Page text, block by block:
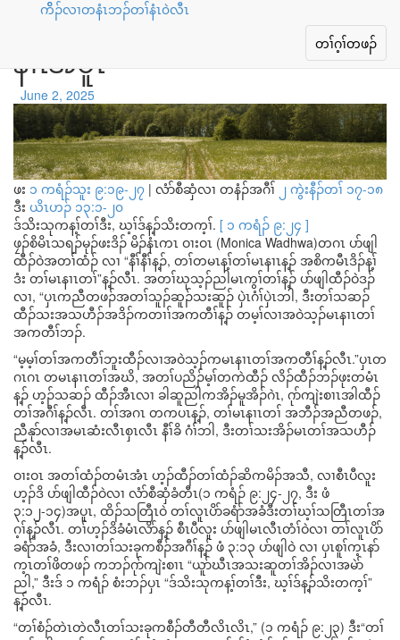
ကိိၣ်လၢတနံၤဘၣ်တၢ်နံၤ၀ဲလီၤ
Toggle
navigation
တၢ်ဂ့ၢ်တဖၣ်
တၢ်မၤနၢၤ, လၢတၢ်တမၤန့ၢ်တၢ်မၤ
နၢၤအပူၤ
June 2, 2025
ဖး ၁ ကရံၣ်သူး ၉:၁၉-၂၇ | လံာ်စီဆှံလၢ တနံၣ်အဂီၢ် ၂ ကွဲးနီၣ်တၢ် ၁၇-၁၈
ဒီး ယိၤဟၣ် ၁၃:၁-၂၀
ဒ်သိးသုကန့ၢ်တၢ်ဒီး, ဃ့ၢ်ဒ်န့ၣ်သိးတက့ၢ်. [ ၁ ကရံၣ် ၉:၂၄ ]
ဖၠၣ်စိမိၤသရၣ်မုၣ်ဖးဒိၣ် မိၣ်နံၤကၤ ဝၢးဝၤ (Monica Wadhwa)တဂၤ ပာ်ဖျါ
ထီၣ်ဝဲအတၢ်ထံၣ် လၢ “နီၢ်နီၢ်န့ၣ်, တၢ်တမၤန့ၢ်တၢ်မၤနၢၤန့ၣ် အစိကမီၤဒိၣ်န့ၢ်
ဒံး တၢ်မၤနၢၤတၢ်”န့ၣ်လီၤ. အတၢ်ဃုသ့ၣ်ညါမၤကွၢ်တၢ်န့ၣ် ပာ်ဖျါထီၣ်ဝဲဒၣ်
လၢ, “ပှၤကညီတဖၣ်အတၢ်သူၣ်ဆူၣ်သးဆူၣ် ပှဲၤဂံၢ်ပှဲၤဘါ, ဒီးတၢ်သဆၣ်
ထီၣ်သးအသဟီၣ်အဒိၣ်ကတၢၢ်အကတီၢ်န့ၣ် တမ့ၢ်လၢအဝဲသ့ၣ်မၤနၢၤတၢ်
အကတီၢ်ဘၣ်.
“မ့မ့ၢ်တၢ်အကတီၢ်ဘူးထီၣ်လၢအဝဲသ့ၣ်ကမၤနၢၤတၢ်အကတီၢ်န့ၣ်လီၤ.”ပှၤတ
ဂၤဂၤ တမၤနၢၤတၢ်အဃိ, အတၢ်ပညိၣ်မ့ၢ်တကဲထီၣ် လိၣ်ထီၣ်ဘၣ်ဖုးတမံၤ
န့ၣ် ဟ့ၣ်သဆၣ် ထီၣ်အီၤလၢ ခါဆူညါကအိၣ်မူအိၣ်ဂဲၤ, ဂုာ်ကျဲးစၢၤအါထီၣ်
တၢ်အဂီၢ်န့ၣ်လီၤ. တၢ်အဂၤ တကပၤန့ၣ်, တၢ်မၤနၢၤတၢ် အဘီၣ်အညီတဖၣ်,
ညီနုာ်လၢအမၤဆံးလီၤစှၤလီၤ နီၢ်ခိ ဂံၢ်ဘါ, ဒီးတၢ်သးအိၣ်မၤတၢ်အသဟီၣ်
န့ၣ်လီၤ.
ဝၢးဝၤ အတၢ်ထံၣ်တမံၤအံၤ ဟ့ၣ်ထီၣ်တၢ်ထံၣ်ဆိကမိၣ်အသီ, လၢစီၤပီလူး
ဟ့ၣ်ဒိ ပာ်ဖျါထီၣ်ဝဲလၢ လံာ်စီဆှံခံတီၤ(၁ ကရံၣ် ၉:၂၄-၂၇, ဒီး ဖံ
၃:၁၂-၁၄)အပူၤ, ထိၣ်သတြီၤဝဲ တၢ်လူၤပိာ်ခရံာ်အခံဒီးတၢ်ဃ့ၢ်သတြီၤတၢ်အ
ဂ့ၢ်န့ၣ်လီၤ. တၢ်ဟ့ၣ်ဒိခံမံၤလိာ်န့ၣ် စီၤပီလူး ပာ်ဖျါမၤလီၤတံၢ်ဝဲလၢ တၢ်လူၤပိာ်
ခရံာ်အခံ, ဒီးလၢတၢ်သးခုကစီၣ်အဂီၢ်န့ၣ် ဖံ ၃:၁၃ ပာ်ဖျါဝဲ လၢ ပှၤစူၢ်က့ၤနာ်
က့ၤတၢ်ဖိတဖၣ် ကဘၣ်ဂုာ်ကျဲးစၢၤ “ယူာ်ဃီၤအသးဆူတၢ်အိၣ်လၢအမဲာ်
ညါ,” ဒီးဒ် ၁ ကရံၣ် စံးဘၣ်ပှၤ “ဒ်သိးသုကန့ၢ်တၢ်ဒီး, ဃ့ၢ်ဒ်န့ၣ်သိးတက့ၢ်”
န့ၣ်လီၤ.
“တၢ်စံၣ်တဲၤတဲလီၤတၢ်သးခုကစီၣ်တီတီလိၤလိၤ,” (၁ ကရံၣ် ၉:၂၃) ဒီး“တၢ်